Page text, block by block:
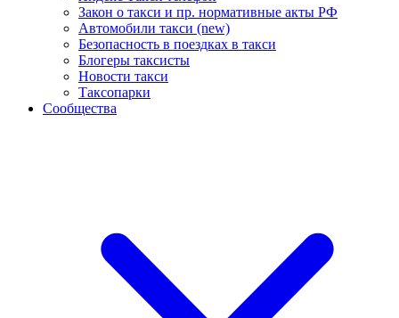
Закон о такси и пр. нормативные акты РФ
Автомобили такси (new)
Безопасность в поездках в такси
Блогеры таксисты
Новости такси
Таксопарки
Сообщества